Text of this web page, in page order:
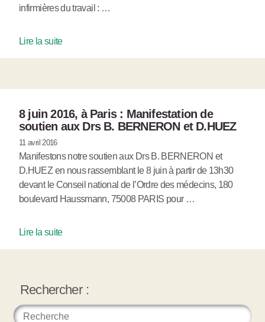
infirmières du travail : …
Lire la suite
8 juin 2016, à Paris : Manifestation de
soutien aux Drs B. BERNERON et D.HUEZ
11 avril 2016
Manifestons notre soutien aux Drs B. BERNERON et
D.HUEZ en nous rassemblant le 8 juin à partir de 13h30
devant le Conseil national de l’Ordre des médecins, 180
boulevard Haussmann, 75008 PARIS pour …
Lire la suite
Rechercher :